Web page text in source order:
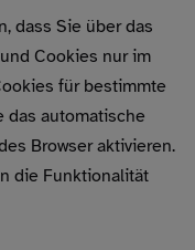
dass Sie über das
Cookies nur im
für bestimmte
das automatische
Browser aktivieren.
die Funktionalität